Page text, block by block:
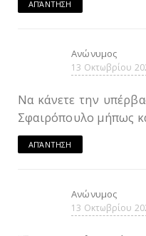
ΑΠΆΝΤΗΣΗ
Ανώνυμος
13 Οκτωβρίου
Να κάνετε την
Σφαιρόπουλο μήπως
ΑΠΆΝΤΗΣΗ
Ανώνυμος
13 Οκτωβρίου